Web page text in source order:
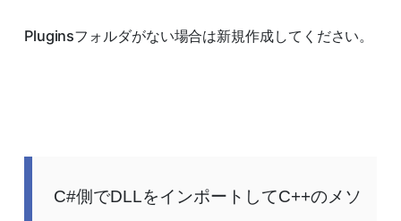
Pluginsフォルダがない場合は新規作成してください。
C#側でDLLをインポートしてC++のメソ